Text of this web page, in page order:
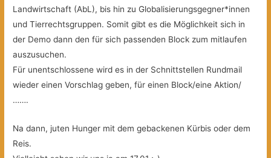
Landwirtschaft (AbL), bis hin zu Globalisierungsgegner*innen
und Tierrechtsgruppen. Somit gibt es die Möglichkeit sich in
der Demo dann den für sich passenden Block zum mitlaufen
auszusuchen.
Für unentschlossene wird es in der Schnittstellen Rundmail
wieder einen Vorschlag geben, für einen Block/eine Aktion/
…….
Na dann, juten Hunger mit dem gebackenen Kürbis oder dem
Reis.